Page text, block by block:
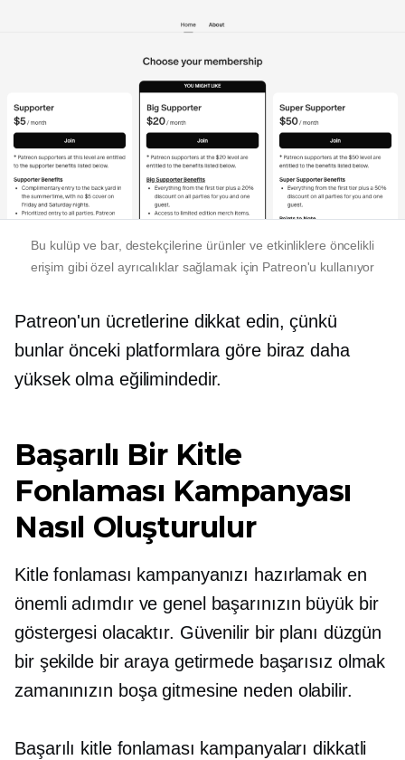
Bu kulüp ve bar, destekçilerine ürünler ve etkinliklere öncelikli
erişim gibi özel ayrıcalıklar sağlamak için Patreon'u kullanıyor
Patreon'un ücretlerine dikkat edin, çünkü
bunlar önceki platformlara göre biraz daha
yüksek olma eğilimindedir.
Başarılı Bir Kitle
Fonlaması Kampanyası
Nasıl Oluşturulur
Kitle fonlaması kampanyanızı hazırlamak en
önemli adımdır ve genel başarınızın büyük bir
göstergesi olacaktır. Güvenilir bir planı düzgün
bir şekilde bir araya getirmede başarısız olmak
zamanınızın boşa gitmesine neden olabilir.
Başarılı kitle fonlaması kampanyaları dikkatli